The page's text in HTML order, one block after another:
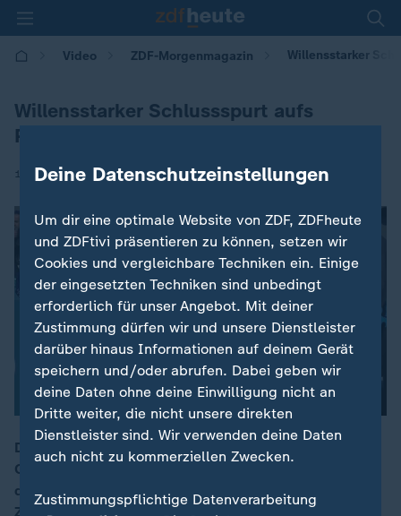
Video ZDF-Morgenmagazin Willensstarker
Willensstarker Schlussspurt aufs
Podium
19.02.2026 | 05:30
Die deutschen Langläuferinnen Laura Gimmler und
Coletta Rydzek sichern sich auf den letzten Metern
des Team-Sprints Bronze. Rydzek schob sich im
Zielsprint spektakulär von Platz vier auf drei.
Deine Datenschutzeinstellungen
Um dir eine optimale Website von ZDF, ZDFheute
und ZDFtivi präsentieren zu können, setzen wir
Cookies und vergleichbare Techniken ein. Einige
der eingesetzten Techniken sind unbedingt
erforderlich für unser Angebot. Mit deiner
Zustimmung dürfen wir und unsere Dienstleister
darüber hinaus Informationen auf deinem Gerät
speichern und/oder abrufen. Dabei geben wir
deine Daten ohne deine Einwilligung nicht an
Dritte weiter, die nicht unsere direkten
Dienstleister sind. Wir verwenden deine Daten
auch nicht zu kommerziellen Zwecken.
Zustimmungspflichtige Datenverarbeitung